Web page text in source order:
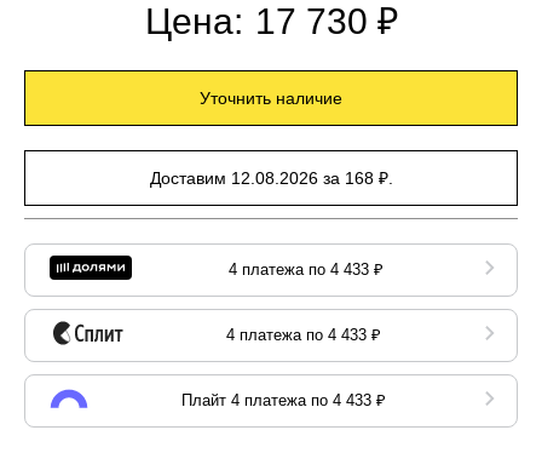
Цена: 17 730 ₽
Уточнить наличие
Доставим 12.08.2026 за 168 ₽.
4 платежа по 4 433 ₽
4 платежа по 4 433 ₽
Плайт 4 платежа по 4 433 ₽